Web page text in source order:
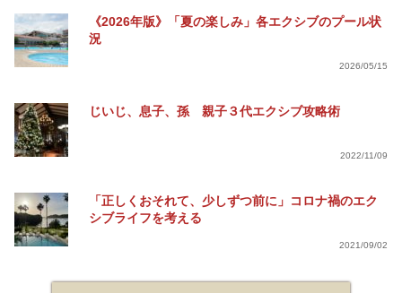
《2026年版》「夏の楽しみ」各エクシブのプール状
況
2026/05/15
じいじ、息子、孫 親子３代エクシブ攻略術
2022/11/09
「正しくおそれて、少しずつ前に」コロナ禍のエク
シブライフを考える
2021/09/02